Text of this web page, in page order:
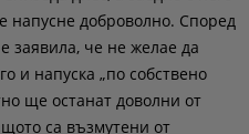
напусне доброволно. Според
заявила, че не желае да
и напуска „по собствено
ще останат доволни от
са възмутени от